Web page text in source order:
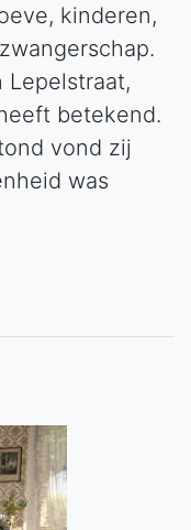
kinderen,
Lepelstraat,
betekend.
vond zij
was